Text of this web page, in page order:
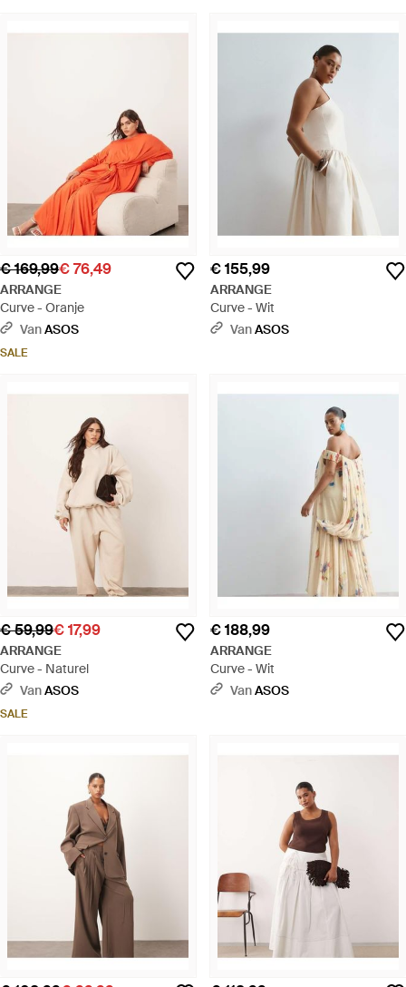
€ 169,99€ 76,49
ARRANGE
Curve - Oranje
VanASOS
SALE
€ 155,99
ARRANGE
Curve - Wit
VanASOS
€ 59,99€ 17,99
ARRANGE
Curve - Naturel
VanASOS
SALE
€ 188,99
ARRANGE
Curve - Wit
VanASOS